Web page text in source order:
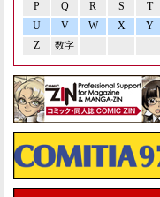
P Q R S
T
U
V W X
Y
Z
数字